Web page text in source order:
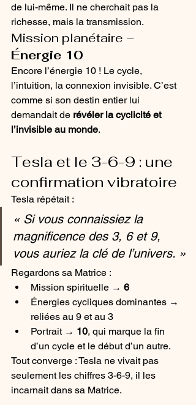
de lui-même. Il ne cherchait pas la
richesse, mais la transmission.
Mission planétaire –
Énergie 10
Encore l’énergie 10 ! Le cycle,
l’intuition, la connexion invisible. C’est
comme si son destin entier lui
demandait de révéler la cyclicité et
l’invisible au monde.
Tesla et le 3-6-9 : une
confirmation vibratoire
Tesla répétait :
« Si vous connaissiez la
magnificence des 3, 6 et 9,
vous auriez la clé de l’univers. »
Regardons sa Matrice :
Mission spirituelle → 6
Énergies cycliques dominantes →
reliées au 9 et au 3
Portrait → 10, qui marque la fin
d’un cycle et le début d’un autre.
Tout converge : Tesla ne vivait pas
seulement les chiffres 3-6-9, il les
incarnait dans sa Matrice.